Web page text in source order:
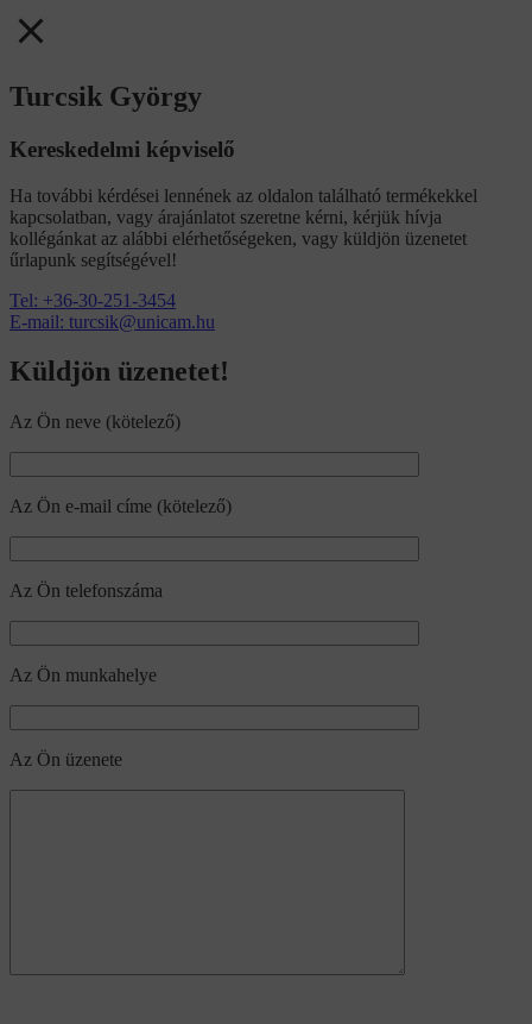
Turcsik György
Kereskedelmi képviselő
Ha további kérdései lennének az oldalon található termékekkel
kapcsolatban, vagy árajánlatot szeretne kérni, kérjük hívja
kollégánkat az alábbi elérhetőségeken, vagy küldjön üzenetet
űrlapunk segítségével!
Tel: +36-30-251-3454
E-mail: turcsik@unicam.hu
Küldjön üzenetet!
Az Ön neve (kötelező)
Az Ön e-mail címe (kötelező)
Az Ön telefonszáma
Az Ön munkahelye
Az Ön üzenete